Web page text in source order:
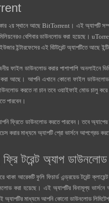
২য় স্থানে আছে BitTorrent। এই অ্যাপটি
বেশিবার ডাউনলোড করা হয়েছে।
ইন্টারফেসের এই বিটটরেন্ট অ্যাপটিতে আছে
ফাইল ডাউনলোড করার পাশাপাশি অনলাইনে
করা আছে। আপনি এখানে কোনো ফাইল ডাউনলোড
করতে না চান তবে ওয়াইফাই মোড চালু
পারবেন।
ফ্রিতে ডাউনলোড করতে পারবেন। তবে অ্যাপের
করার মাধ্যমে অ্যাপটি প্রো ভার্সনে আপগ্রেড
টরেন্ট অ্যাপ ডাউনলোড
থাকা আরেকটি ফুলি ফিচার্ড এন্ড্রয়েড টরেন্ট
করা হয়েছে। এই অ্যাপটির বিনামূল্য
অ্যাপটির মাধ্যমে আপনি কোনো ডাউনলোড